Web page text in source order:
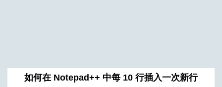
如何在 Notepad++ 中每 10 行插入一次新行